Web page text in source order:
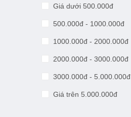
Giá dưới 500.000đ
500.000đ - 1000.000đ
1000.000đ - 2000.000đ
2000.000đ - 3000.000đ
3000.000đ - 5.000.000đ
Giá trên 5.000.000đ